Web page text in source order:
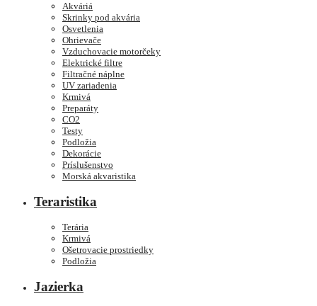
Akváriá
Skrinky pod akvária
Osvetlenia
Ohrievače
Vzduchovacie motorčeky
Elektrické filtre
Filtračné náplne
UV zariadenia
Krmivá
Preparáty
CO2
Testy
Podložia
Dekorácie
Príslušenstvo
Morská akvaristika
Teraristika
Terária
Krmivá
Ošetrovacie prostriedky
Podložia
Jazierka